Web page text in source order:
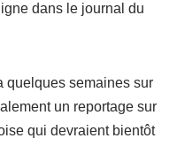
dans le journal du
quelques semaines sur
un reportage sur
qui devraient bientôt